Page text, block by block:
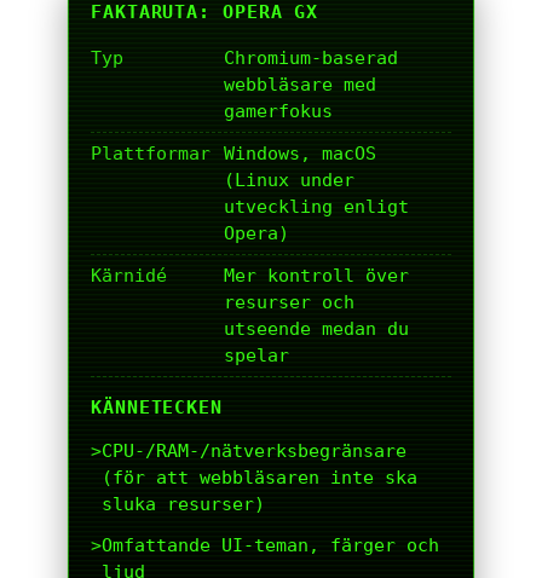
FAKTARUTA: OPERA GX
Typ
Chromium-baserad
webbläsare med
gamerfokus
Plattformar
Windows, macOS
(Linux under
utveckling enligt
Opera)
Kärnidé
Mer kontroll över
resurser och
utseende medan du
spelar
KÄNNETECKEN
>CPU-/RAM-/nätverksbegränsare
(för att webbläsaren inte ska
sluka resurser)
>Omfattande UI-teman, färger och
ljud